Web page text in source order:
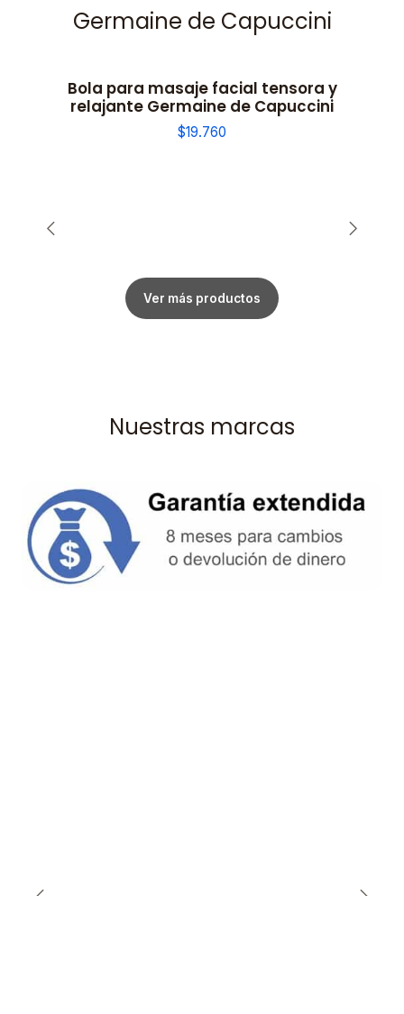
Germaine de Capuccini
Bola para masaje facial tensora y
relajante Germaine de Capuccini
$19.760
Ver más productos
Nuestras marcas